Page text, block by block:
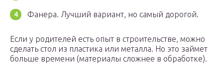
Фанера. Лучший вариант, но самый дорогой.
Если у родителей есть опыт в строительстве, можно
сделать стол из пластика или металла. Но это займет
больше времени (материалы сложнее в обработке).